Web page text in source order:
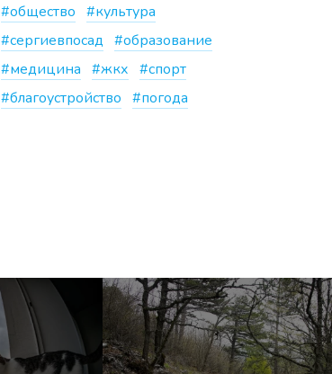
#общество #культура
#сергиевпосад #образование
#медицина #жкх #спорт
#благоустройство #погода